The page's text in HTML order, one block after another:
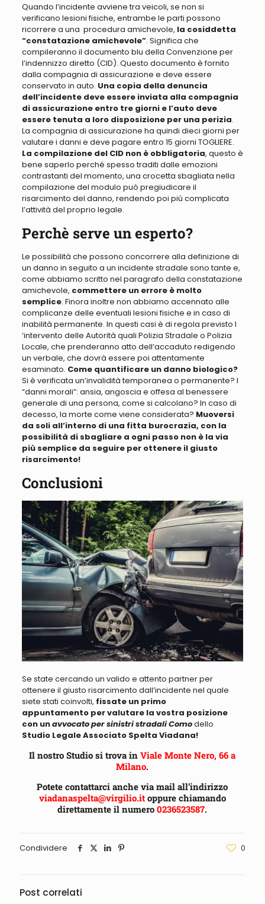
Quando l’incidente avvienetra veicoli, se non si
verificano lesioni fisiche, entrambe le parti possono
ricorrere a una procedura amichevole, la cosiddetta
“constatazione amichevole”. Significa che
compileranno il documento blu della Convenzione per
l’indennizzo diretto (CID). Questo documento è fornito
dalla compagnia di assicurazione e deve essere
conservato in auto. Una copia della denuncia
dell’incidente deve essere inviata alla compagnia
di assicurazione entro tre giorni e l’auto deve
essere tenuta a loro disposizione per una perizia.
La compagnia di assicurazione ha quindi dieci giorni per
valutare i danni e deve pagare entro 15 giorni TOGLIERE.
La compilazione del CID non è obbligatoria, questo è
bene saperlo perché spesso traditi dalle emozioni
contrastanti del momento, una crocetta sbagliata nella
compilazione del modulo può pregiudicare il
risarcimento del danno, rendendo poi più complicata
l’attività del proprio legale.
Perchè serve un esperto?
Le possibilità che possono concorrere alla definizione di
un danno in seguito a un incidente stradale sono tante e,
come abbiamo scritto nel paragrafo della constatazione
amichevole, commettere un errore è molto
semplice. Finora inoltre non abbiamo accennato alle
complicanze delle eventuali lesioni fisiche e in caso di
inabilità permanente. In questi casi è di regola previsto l
‘intervento delle Autorità quali Polizia Stradale o Polizia
Locale, che prenderanno atto dell’accaduto redigendo
un verbale, che dovrà essere poi attentamente
esaminato. Come quantificare un danno biologico?
Si è verificata un’invalidità temporanea o permanente? I
“danni morali”: ansia, angoscia e offesa al benessere
generale di una persona, come si calcolano? In caso di
decesso, la morte come viene considerata? Muoversi
da soliall’interno di una fitta burocrazia, con la
possibilità di sbagliare a ogni passo non è la via
più semplice da seguire per ottenere il giusto
risarcimento!
Conclusioni
Se state cercando un valido e attento partner per
ottenere il giusto risarcimento dall’incidente nel quale
siete stati coinvolti, fissate un primo
appuntamentoper valutare la vostra posizione
con unavvocato per sinistri stradali Comodello
Studio Legale Associato Spelta Viadana!
Il nostro Studio si trova inViale Monte Nero, 66 a
Milano.
Potete contattarci anche via mail all’indirizzo
viadanaspelta@virgilio.it oppure chiamando
direttamente il numero0236523587.
Condividere 0
Post correlati